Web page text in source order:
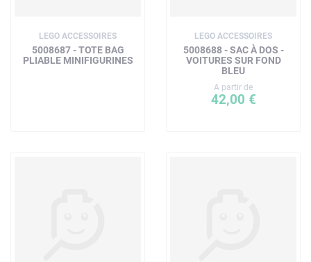
LEGO ACCESSOIRES
5008687 - TOTE BAG
PLIABLE MINIFIGURINES
LEGO ACCESSOIRES
5008688 - SAC À DOS -
VOITURES SUR FOND
BLEU
A partir de
42,00 €